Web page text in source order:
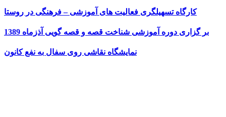
کارگاه تسهیلگری فعالیت های آموزشی – فرهنگی در روستا
بر گزاری دوره آموزشی شناخت قصه و قصه گویی آذزماه 1389
نمایشگاه نقاشی روی سفال به نفع کانون